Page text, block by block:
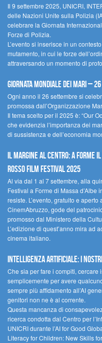
Il 9 settembre 2025, UNICRI,
delle Nazioni Unite sulla Polizia
celebrare la Giornata
Forze di Polizia.
L’evento si inserisce in un
mutamento, in cui le forze
attraversando un momento di
Giornata Mondiale dei Mari –
Ogni anno il 26 settembre si
promossa dall’Organizzazione
Il tema scelto per il 2025 è: “Our
che evidenzia l’importanza dei
di sussistenza e dell’economia
Il margine al centro: a Forme
Rosso Film Festival 2025
Al via dal 1 al 7 settembre, alla
Festival a Forme di Massa
resiste. L’evento, gratuito e
CinemAbruzzo, gode del
promosso dal Ministero della
L’edizione di quest’anno mira ad
cinema italiano.
Intelligenza artificiale: i
Che sia per fare i compiti, cercare
semplicemente per avere
sempre più affidamento all’AI
genitori non ne è al corrente.
Questa mancanza di
ricerca condotta dal Centro per
UNICRI durante l’AI for Good
Literacy for Children: New Skills